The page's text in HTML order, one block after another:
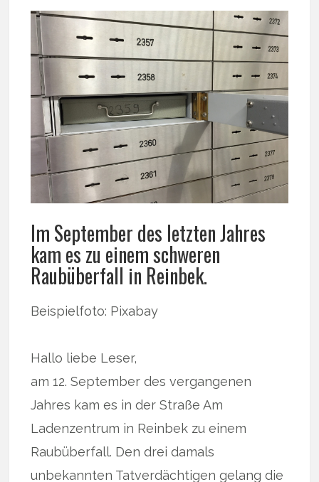
Im September des letzten Jahres
kam es zu einem schweren
Raubüberfall in Reinbek.
Beispielfoto: Pixabay
Hallo liebe Leser,
am 12. September des vergangenen
Jahres kam es in der Straße Am
Ladenzentrum in Reinbek zu einem
Raubüberfall. Den drei damals
unbekannten Tatverdächtigen gelang die